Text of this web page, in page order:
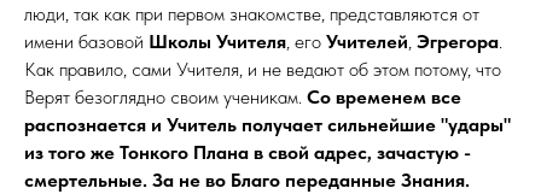
люди, так как при первом знакомстве, представляются от
имени базовой Школы Учителя, его Учителей, Эгрегора.
Как правило, сами Учителя, и не ведают об этом потому, что
Верят безоглядно своим ученикам. Со временем все
распознается и Учитель получает сильнейшие "удары"
из того же Тонкого Плана в свой адрес, зачастую -
смертельные. За не во Благо переданные Знания.